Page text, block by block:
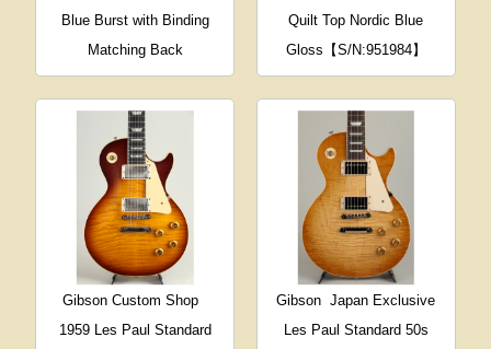
Blue Burst with Binding
Matching Back
Quilt Top Nordic Blue
Gloss【S/N:951984】
Gibson Custom Shop
1959 Les Paul Standard
Gibson Japan Exclusive
Les Paul Standard 50s